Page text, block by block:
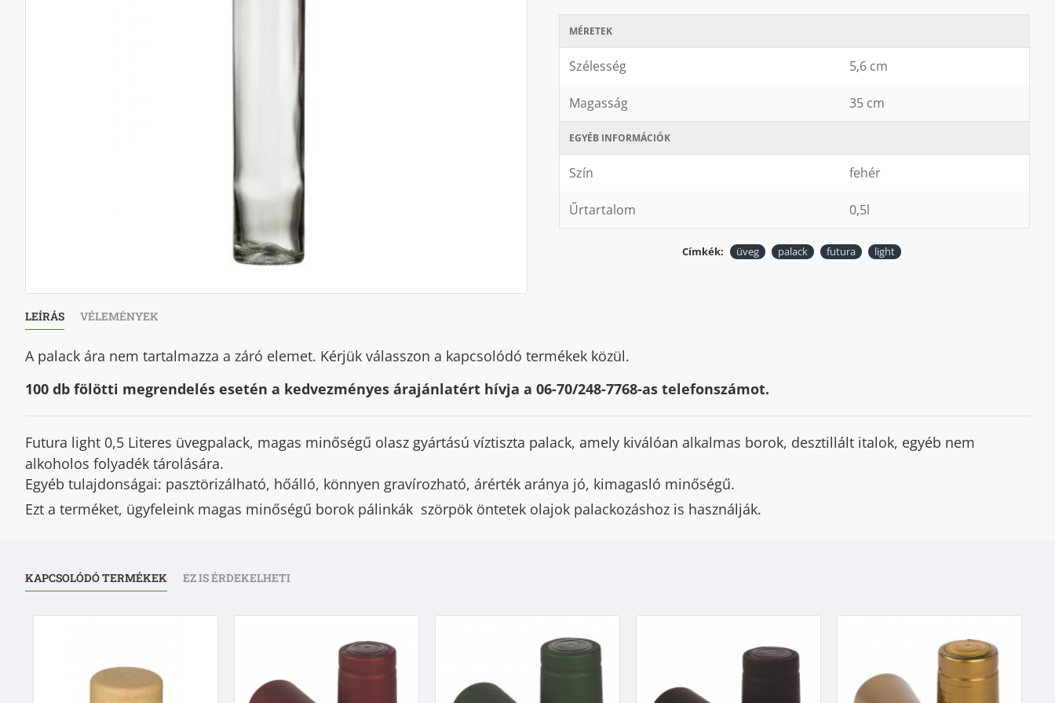
MÉRETEK
Szélesség 5,6 cm
Magasság 35 cm
EGYÉB INFORMÁCIÓK
Szín fehér
Űrtartalom 0,5l
Címkék: üveg palack futura light
LEÍRÁS VÉLEMÉNYEK
A palack ára nem tartalmazza a záró elemet. Kérjük válasszon a kapcsolódó termékek közül.
100 db fölötti megrendelés esetén a kedvezményes árajánlatért hívja a 06-70/248-7768-as telefonszámot.
Futura light 0,5 Literes üvegpalack, magas minőségű olasz gyártású víztiszta palack, amely kiválóan alkalmas borok, desztillált italok, egyéb nem
alkoholos folyadék tárolására.
Egyéb tulajdonságai: pasztörizálható, hőálló, könnyen gravírozható, árérték aránya jó, kimagasló minőségű.
Ezt a terméket, ügyfeleink magas minőségű borok pálinkák szörpök öntetek olajok palackozáshoz is használják.
KAPCSOLÓDÓ TERMÉKEK EZ IS ÉRDEKELHETI